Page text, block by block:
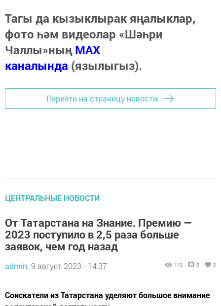
Тагы да кызыклырак яңалыклар,
фото һәм видеолар «Шәһри
Чаллы»ныңMAX
каналында (язылыгыз).
Перейти на страницу новости
ЦЕНТРАЛЬНЫЕ НОВОСТИ
От Татарстана на Знание. Премию —
2023 поступило в 2,5 раза больше
заявок, чем год назад
admin, 9 август 2023 - 14:37 113 0 0
Соискатели из Татарстана уделяют большое внимание